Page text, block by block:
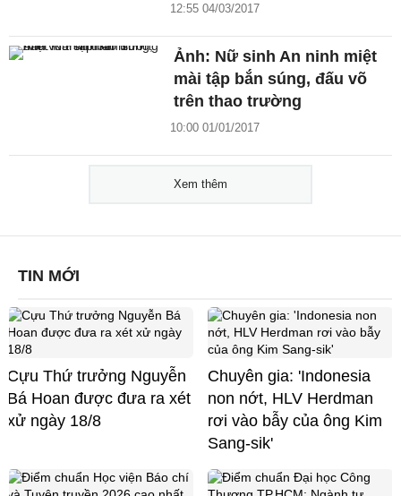
12:55 04/03/2017
Ảnh: Nữ sinh An ninh miệt
mài tập bắn súng, đấu võ
trên thao trường
10:00 01/01/2017
Xem thêm
TIN MỚI
Cựu Thứ trưởng Nguyễn
Bá Hoan được đưa ra xét
xử ngày 18/8
Chuyên gia: 'Indonesia
non nớt, HLV Herdman
rơi vào bẫy của ông Kim
Sang-sik'